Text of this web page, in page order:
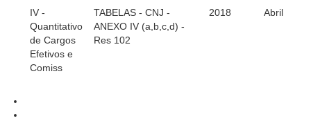
Monitoramento do Serviços de TIC
Conexão Inclusiva
Inscrições
Informe de Rendimentos - 2026
IV -
Quantitativo
de Cargos
Efetivos e
Comiss
TABELAS - CNJ -
ANEXO IV (a,b,c,d) -
Res 102
2018 Abril